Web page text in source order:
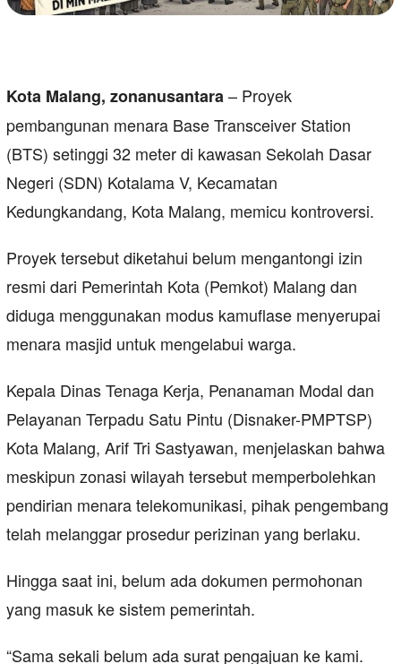
Kota Malang, zonanusantara– Proyek
pembangunan menara Base Transceiver Station
(BTS) setinggi 32 meter di kawasan Sekolah Dasar
Negeri (SDN) Kotalama V, Kecamatan
Kedungkandang, Kota Malang, memicu kontroversi.
Proyek tersebut diketahui belum mengantongi izin
resmi dari Pemerintah Kota (Pemkot) Malang dan
diduga menggunakan modus kamuflase menyerupai
menara masjid untuk mengelabui warga.
Kepala Dinas Tenaga Kerja, Penanaman Modal dan
Pelayanan Terpadu Satu Pintu (Disnaker-PMPTSP)
Kota Malang, Arif Tri Sastyawan, menjelaskan bahwa
meskipun zonasi wilayah tersebut memperbolehkan
pendirian menara telekomunikasi, pihak pengembang
telah melanggar prosedur perizinan yang berlaku.
Hingga saat ini, belum ada dokumen permohonan
yang masuk ke sistem pemerintah.
“Sama sekali belum ada surat pengajuan ke kami.